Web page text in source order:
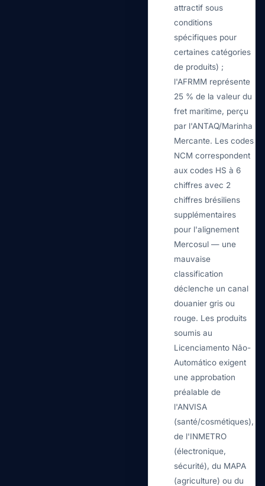
attractif sous
conditions
spécifiques pour
certaines catégories
de produits) ;
l'AFRMM représente
25 % de la valeur du
fret maritime, perçu
par l'ANTAQ/Marinha
Mercante. Les codes
NCM correspondent
aux codes HS à 6
chiffres avec 2
chiffres brésiliens
supplémentaires
pour l'alignement
Mercosul — une
mauvaise
classification
déclenche un canal
douanier gris ou
rouge. Les produits
soumis au
Licenciamento Não-
Automático exigent
une approbation
préalable de
l'ANVISA
(santé/cosmétiques),
de l'INMETRO
(électronique,
sécurité), du MAPA
(agriculture) ou du